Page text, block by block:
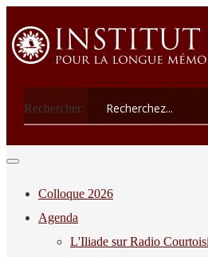
Rechercher:
Colloque 2026
Agenda
L'Iliade sur Radio